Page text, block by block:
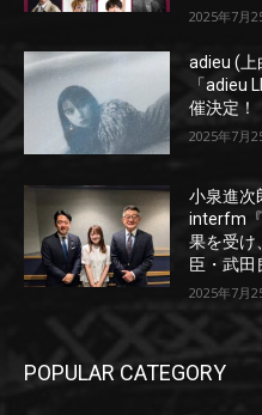
2025年7月
adieu (上
「adieu
催決定！
2025年7月
小泉進次
interfm
果を受け
臣・武田
2025年7月
POPULAR CATEGORY